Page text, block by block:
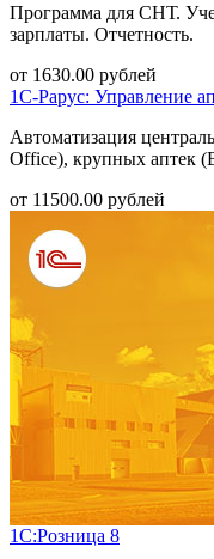
Программа для СНТ.
зарплаты. Отчетность.
от 1630.00 рублей
1С-Рарус: Управление
Автоматизация
Office), крупных аптек
от 11500.00 рублей
1С:Розница 8